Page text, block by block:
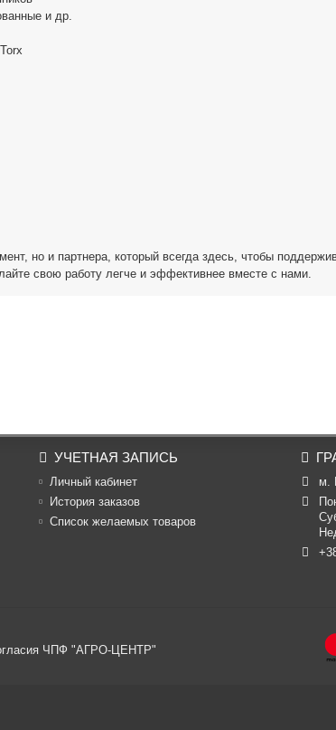
и др.
но и партнера, который всегда здесь, чтобы
свою работу легче и эффективнее вместе с нами.
УЧЕТНАЯ ЗАПИСЬ
Личный кабинет
История заказов
Список желаемых товаров
м.
ЧПФ "АГРО-ЦЕНТР"